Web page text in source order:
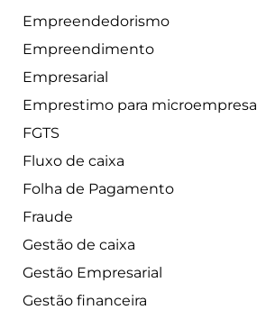
Empreendedorismo
Empreendimento
Empresarial
Emprestimo para microempresa
FGTS
Fluxo de caixa
Folha de Pagamento
Fraude
Gestão de caixa
Gestão Empresarial
Gestão financeira